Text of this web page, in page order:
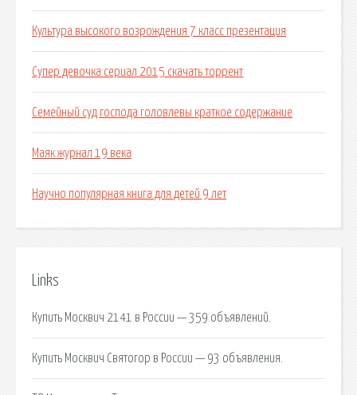
Культура высокого возрождения 7 класс презентация
Супер девочка сериал 2015 скачать торрент
Семейный суд господа головлевы краткое содержание
Маяк журнал 19 века
Научно популярная книга для детей 9 лет
Links
Купить Москвич 2141 в России — 359 объявлений.
Купить Москвич Святогор в России — 93 объявления.